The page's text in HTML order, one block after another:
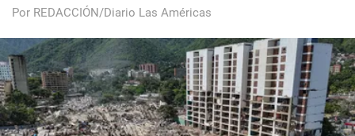
Por REDACCIÓN/Diario Las Américas